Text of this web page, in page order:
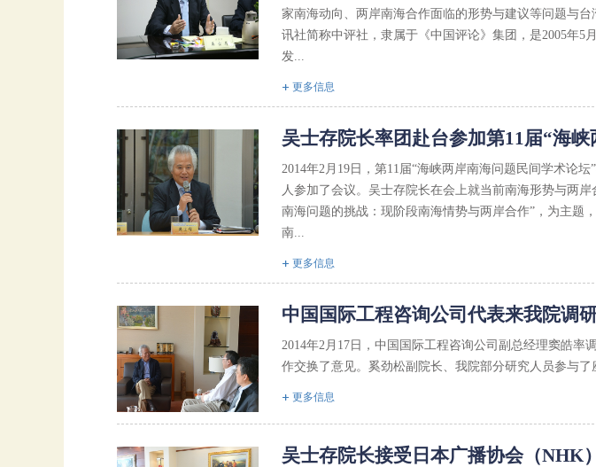
家南海动向、两岸南海合作面临的形势与建议等问题与
讯社简称中评社，隶属于《中国评论》集团，是2005年5
发...
更多信息
吴士存院长率团赴台参加第11届“海
2014年2月19日，第11届“海峡两岸南海问题民间学术论
人参加了会议。吴士存院长在会上就当前南海形势与两
南海问题的挑战：现阶段南海情势与两岸合作”，为主题
南...
更多信息
中国国际工程咨询公司代表来我院调
2014年2月17日，中国国际工程咨询公司副总经理窦皓
作交换了意见。奚劲松副院长、我院部分研究人员参与了
更多信息
吴士存院长接受日本广播协会（NHK